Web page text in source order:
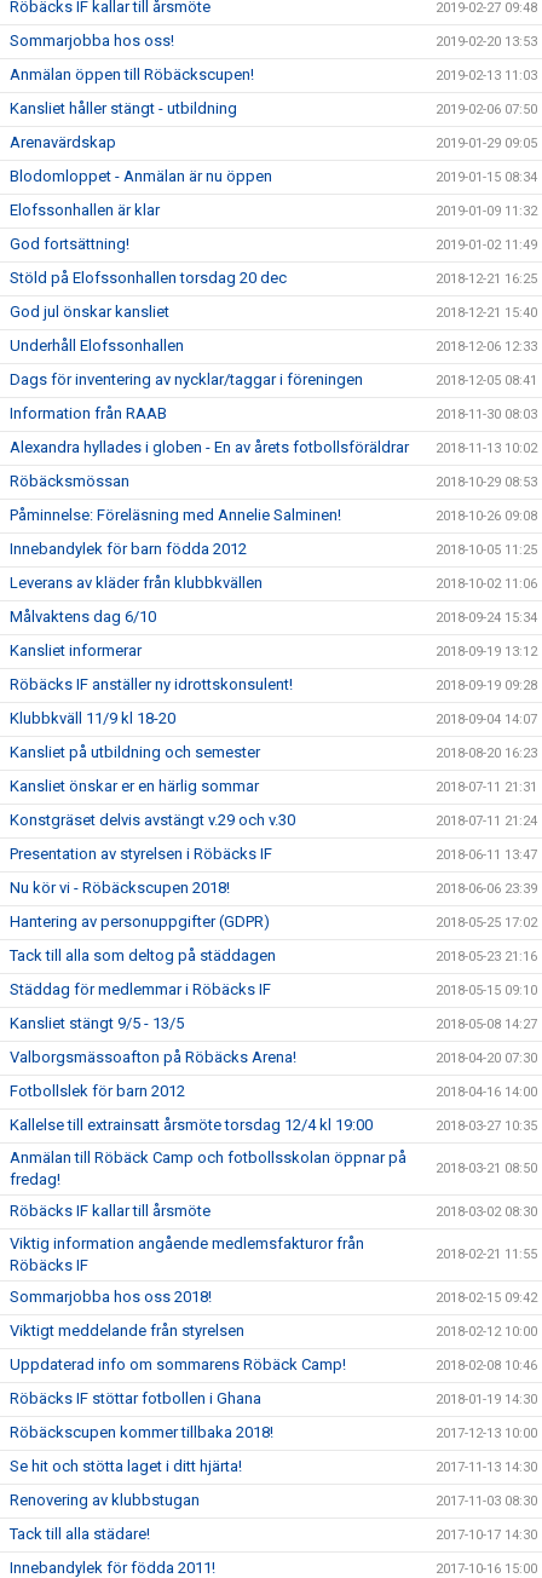
Röbäcks IF kallar till årsmöte 2019-02-27 09:48
Sommarjobba hos oss! 2019-02-20 13:53
Anmälan öppen till Röbäckscupen! 2019-02-13 11:03
Kansliet håller stängt - utbildning 2019-02-06 07:50
Arenavärdskap 2019-01-29 09:05
Blodomloppet - Anmälan är nu öppen 2019-01-15 08:34
Elofssonhallen är klar 2019-01-09 11:32
God fortsättning! 2019-01-02 11:49
Stöld på Elofssonhallen torsdag 20 dec 2018-12-21 16:25
God jul önskar kansliet 2018-12-21 15:40
Underhåll Elofssonhallen 2018-12-06 12:33
Dags för inventering av nycklar/taggar i föreningen 2018-12-05 08:41
Information från RAAB 2018-11-30 08:03
Alexandra hyllades i globen - En av årets fotbollsföräldrar 2018-11-13 10:02
Röbäcksmössan 2018-10-29 08:53
Påminnelse: Föreläsning med Annelie Salminen! 2018-10-26 09:08
Innebandylek för barn födda 2012 2018-10-05 11:25
Leverans av kläder från klubbkvällen 2018-10-02 11:06
Målvaktens dag 6/10 2018-09-24 15:34
Kansliet informerar 2018-09-19 13:12
Röbäcks IF anställer ny idrottskonsulent! 2018-09-19 09:28
Klubbkväll 11/9 kl 18-20 2018-09-04 14:07
Kansliet på utbildning och semester 2018-08-20 16:23
Kansliet önskar er en härlig sommar 2018-07-11 21:31
Konstgräset delvis avstängt v.29 och v.30 2018-07-11 21:24
Presentation av styrelsen i Röbäcks IF 2018-06-11 13:47
Nu kör vi - Röbäckscupen 2018! 2018-06-06 23:39
Hantering av personuppgifter (GDPR) 2018-05-25 17:02
Tack till alla som deltog på städdagen 2018-05-23 21:16
Städdag för medlemmar i Röbäcks IF 2018-05-15 09:10
Kansliet stängt 9/5 - 13/5 2018-05-08 14:27
Valborgsmässoafton på Röbäcks Arena! 2018-04-20 07:30
Fotbollslek för barn 2012 2018-04-16 14:00
Kallelse till extrainsatt årsmöte torsdag 12/4 kl 19:00 2018-03-27 10:35
Anmälan till Röbäck Camp och fotbollsskolan öppnar på
fredag!
2018-03-21 08:50
Röbäcks IF kallar till årsmöte 2018-03-02 08:30
Viktig information angående medlemsfakturor från
Röbäcks IF
2018-02-21 11:55
Sommarjobba hos oss 2018! 2018-02-15 09:42
Viktigt meddelande från styrelsen 2018-02-12 10:00
Uppdaterad info om sommarens Röbäck Camp! 2018-02-08 10:46
Röbäcks IF stöttar fotbollen i Ghana 2018-01-19 14:30
Röbäckscupen kommer tillbaka 2018! 2017-12-13 10:00
Se hit och stötta laget i ditt hjärta! 2017-11-13 14:30
Renovering av klubbstugan 2017-11-03 08:30
Tack till alla städare! 2017-10-17 14:30
Innebandylek för födda 2011! 2017-10-16 15:00